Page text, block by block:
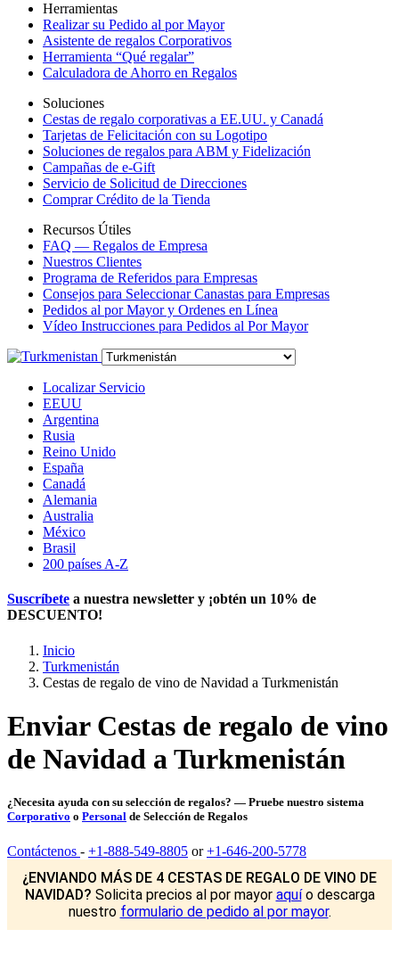
Herramientas
Realizar su Pedido al por Mayor
Asistente de regalos Corporativos
Herramienta “Qué regalar”
Calculadora de Ahorro en Regalos
Soluciones
Cestas de regalo corporativas a EE.UU. y Canadá
Tarjetas de Felicitación con su Logotipo
Soluciones de regalos para ABM y Fidelización
Campañas de e-Gift
Servicio de Solicitud de Direcciones
Comprar Crédito de la Tienda
Recursos Útiles
FAQ — Regalos de Empresa
Nuestros Clientes
Programa de Referidos para Empresas
Consejos para Seleccionar Canastas para Empresas
Pedidos al por Mayor y Ordenes en Línea
Vídeo Instrucciones para Pedidos al Por Mayor
Localizar Servicio
EEUU
Argentina
Rusia
Reino Unido
España
Canadá
Alemania
Australia
México
Brasil
200 países A-Z
Suscríbete a nuestra newsletter y ¡obtén un 10% de
DESCUENTO!
Inicio
Turkmenistán
Cestas de regalo de vino de Navidad a Turkmenistán
Enviar Cestas de regalo de vino
de Navidad a Turkmenistán
¿Necesita ayuda con su selección de regalos? — Pruebe nuestro sistema
Corporativo o Personal de Selección de Regalos
Contáctenos - +1-888-549-8805 or+1-646-200-5778
¿ENVIANDO MÁS DE 4 CESTAS DE REGALO DE VINO DE
NAVIDAD? Solicita precios al por mayor aquío descarga
nuestro formulario de pedido al por mayor.